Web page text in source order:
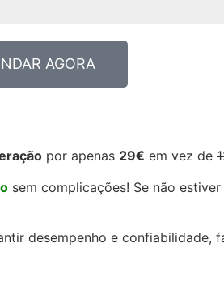
AGORA
por apenas 29€ em vez de
sem complicações! Se não
desempenho e confiabilidade,